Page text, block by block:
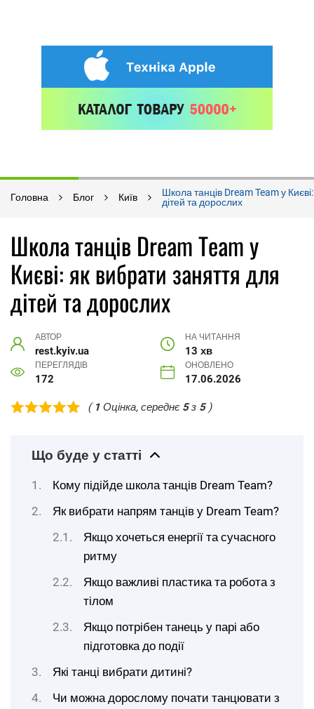
Головна Блог Київ
Школа танців Dream Team у
дітей та дорослих
Школа танців Dream Team у
Києві: як вибрати заняття для
дітей та дорослих
АВТОР
rest.kyiv.ua
НА ЧИТАННЯ
13 хв
ПЕРЕГЛЯДІВ
172
ОНОВЛЕНО
17.06.2026
( 1 Оцінка, середнє 5з 5)
Що буде у статті
Кому підійде школа танців Dream Team?
Як вибрати напрям танців у Dream Team?
Якщо хочеться енергії та сучасного
ритму
Якщо важливі пластика та робота з
тілом
Якщо потрібен танець у парі або
підготовка до події
Які танці вибрати дитині?
Чи можна дорослому почати танцювати з